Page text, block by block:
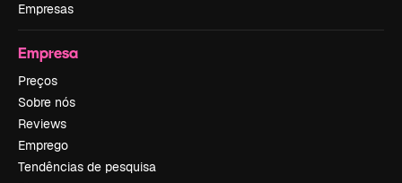
Empresas
Empresa
Preços
Sobre nós
Reviews
Emprego
Tendências de pesquisa